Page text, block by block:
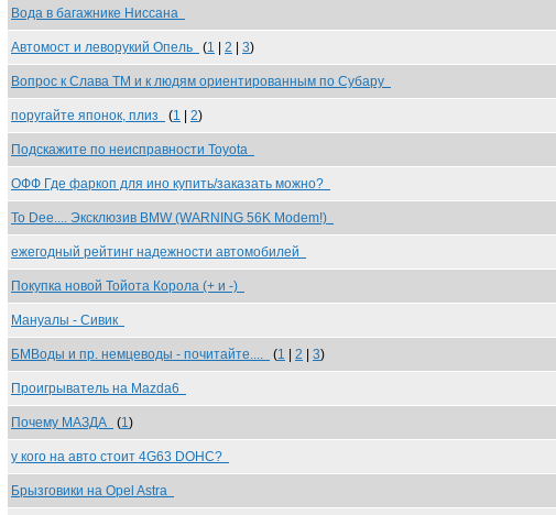
Вода в багажнике Ниссана
Автомост и леворукий Опель (1 2 3)
Вопрос к Слава ТМ и к людям ориентированным по Субару
поругайте японок, плиз (1 2)
Подскажите по неисправности Toyota
ОФФ Где фаркоп для ино купить/заказать можно?
То Dee.... Эксклюзив BMW (WARNING 56K Modem!)
ежегодный рейтинг надежности автомобилей
Покупка новой Тойота Корола (+ и -)
Мануалы - Сивик
БМВоды и пр. немцеводы - почитайте.... (1 2 3)
Проигрыватель на Mazda6
Почему МАЗДА (1)
у кого на авто стоит 4G63 DOHC?
Брызговики на Opel Astra